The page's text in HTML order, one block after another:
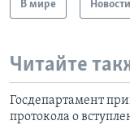
В мире Новости
Читайте
Госдепартамент
протокола о